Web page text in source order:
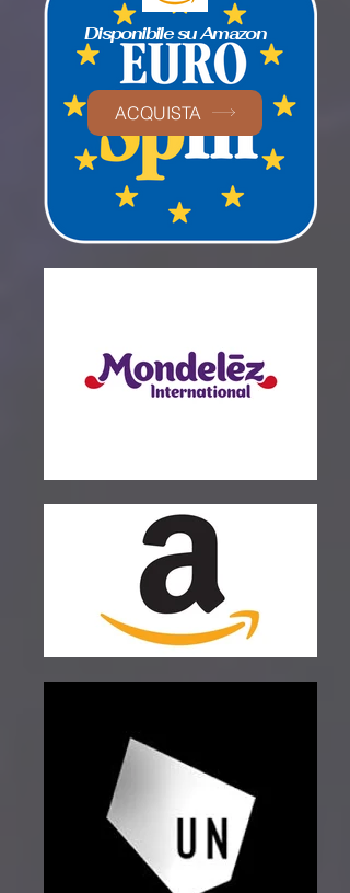
Disponibile su Amazon
ACQUISTA